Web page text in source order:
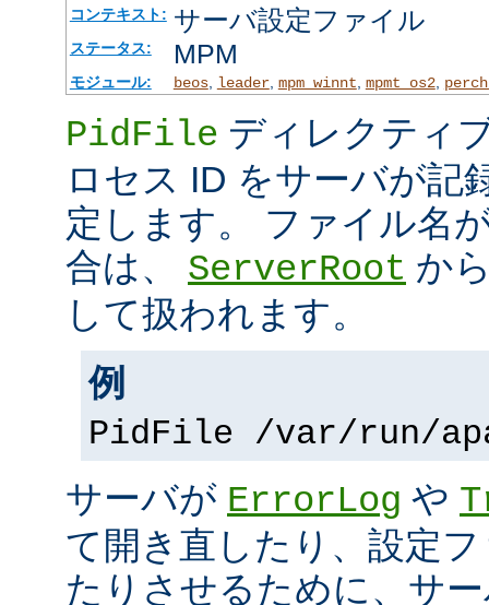
コンテキスト: サーバ設定ファイル
ステータス: MPM
モジュール: beos, leader, mpm_winnt mpmt_os2,
PidFile ディレクティ
ロセス ID をサーバが記
定します。 ファイル名
合は、 ServerRoot か
して扱われます。
例
PidFile /var/run/
サーバが ErrorLog や
て開き直したり、設定
たりさせるために、サ